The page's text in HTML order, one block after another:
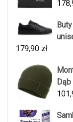
179,90 zł